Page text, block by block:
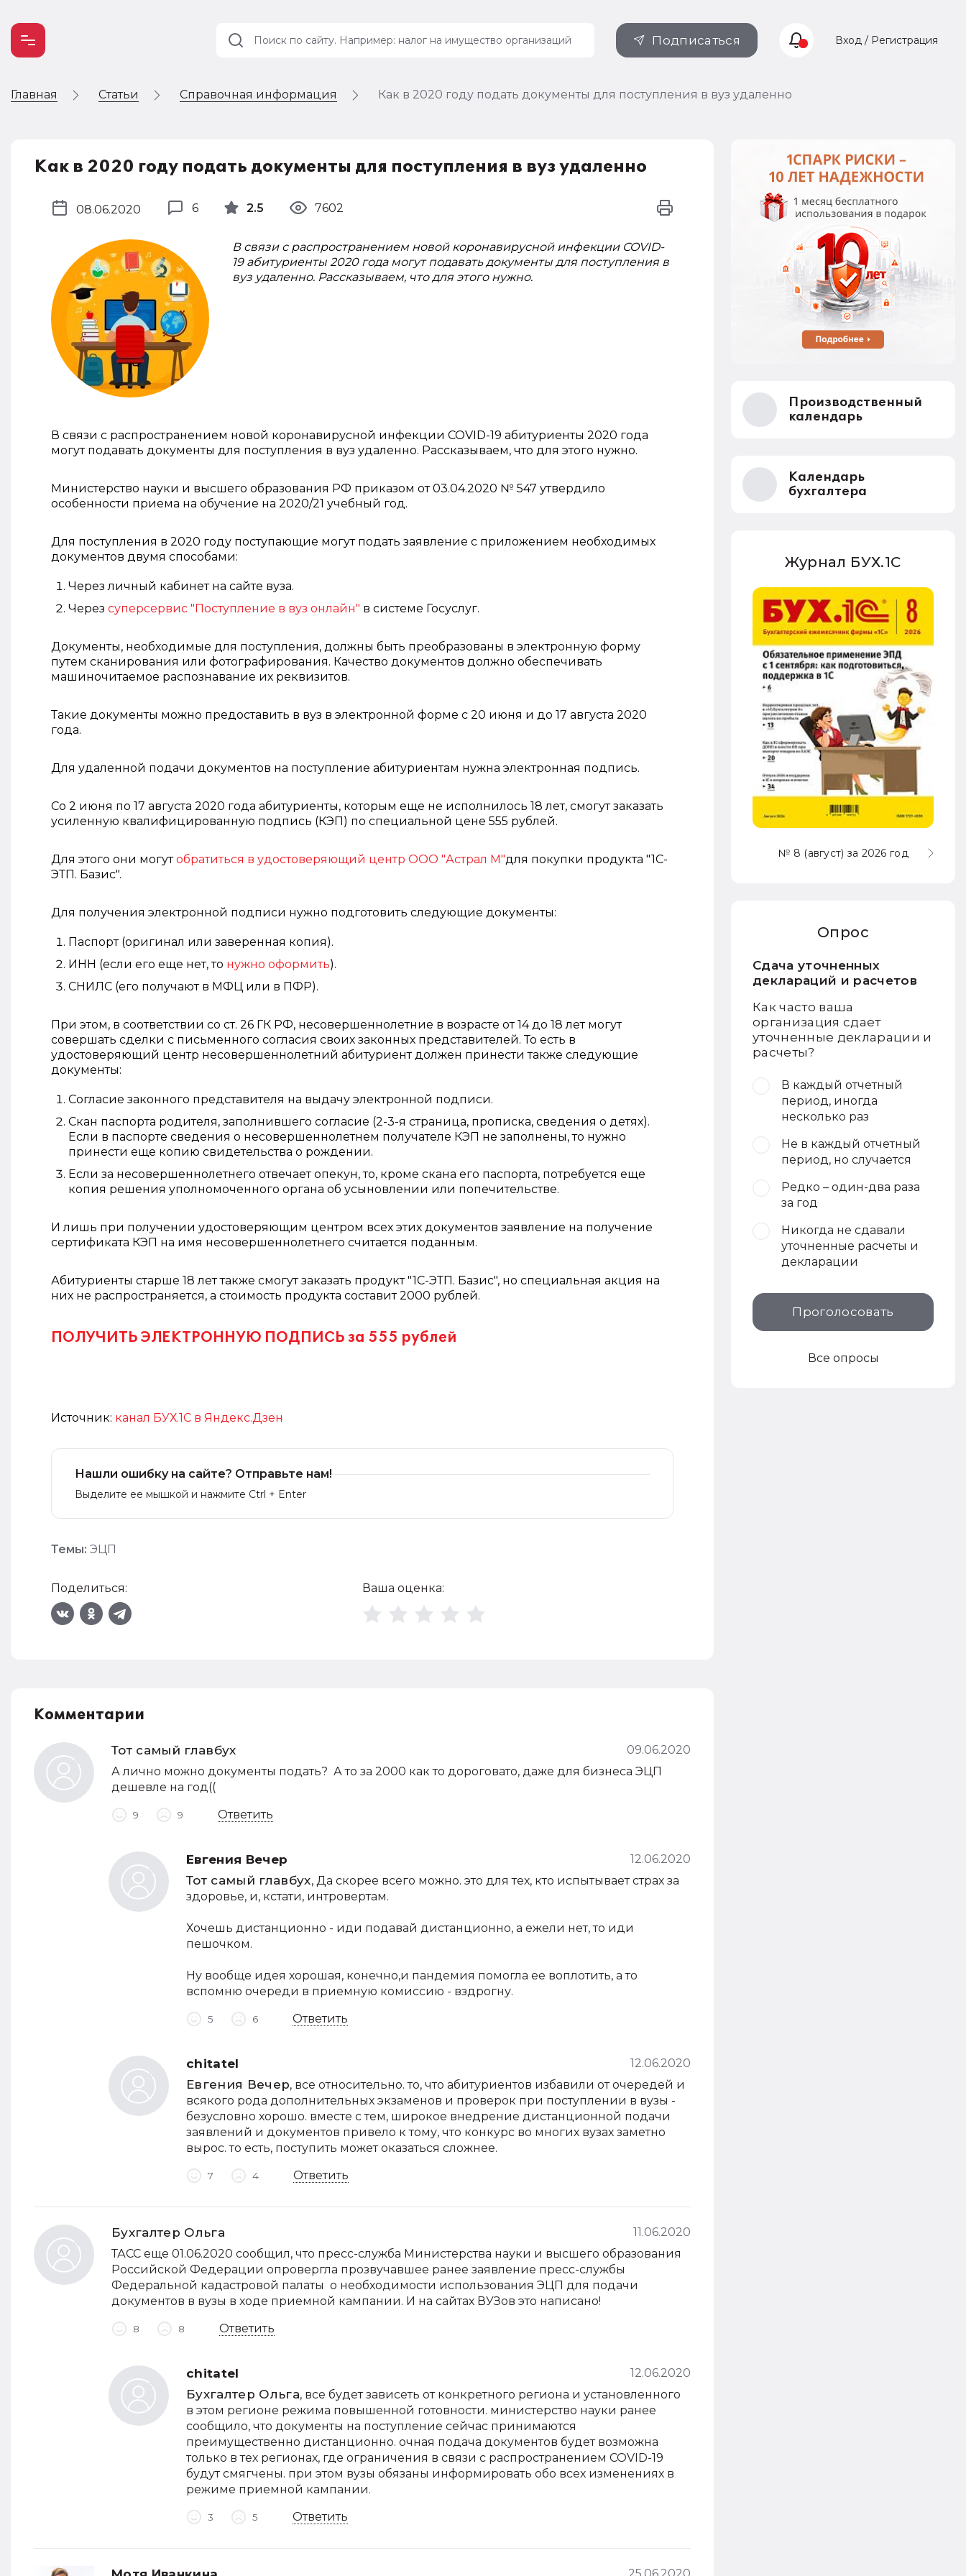
Подписаться Вход / Регистрация
Главная Статьи Справочная информация Как в 2020 году подать документы для поступления в вуз удаленно
Как в 2020 году подать документы для поступления в вуз удаленно
08.06.2020 6 2.5 7602
В связи с распространением новой коронавирусной инфекции COVID-
19 абитуриенты 2020 года могут подавать документы для поступления в
вуз удаленно. Рассказываем, что для этого нужно.
В связи с распространением новой коронавирусной инфекции COVID-19 абитуриенты 2020 года
могут подавать документы для поступления в вуз удаленно. Рассказываем, что для этого нужно.
Министерство науки и высшего образования РФ приказом от 03.04.2020 № 547 утвердило
особенности приема на обучение на 2020/21 учебный год.
Для поступления в 2020 году поступающие могут подать заявление с приложением необходимых
документов двумя способами:
Через личный кабинет на сайте вуза.
Через суперсервис "Поступление в вуз онлайн" в системе Госуслуг.
Документы, необходимые для поступления, должны быть преобразованы в электронную форму
путем сканирования или фотографирования. Качество документов должно обеспечивать
машиночитаемое распознавание их реквизитов.
Такие документы можно предоставить в вуз в электронной форме с 20 июня и до 17 августа 2020
года.
Для удаленной подачи документов на поступление абитуриентам нужна электронная подпись.
Со 2 июня по 17 августа 2020 года абитуриенты, которым еще не исполнилось 18 лет, смогут заказать
усиленную квалифицированную подпись (КЭП) по специальной цене 555 рублей.
Для этого они могутобратиться в удостоверяющий центр ООО "Астрал М"для покупки продукта "1С-
ЭТП. Базис".
Для получения электронной подписи нужно подготовить следующие документы:
Паспорт (оригинал или заверенная копия).
ИНН (если его еще нет, то нужно оформить).
СНИЛС (его получают в МФЦ или в ПФР).
При этом, в соответствии со ст. 26 ГК РФ, несовершеннолетние в возрасте от 14 до 18 лет могут
совершать сделки с письменного согласия своих законных представителей. То есть в
удостоверяющий центр несовершеннолетний абитуриент должен принести также следующие
документы:
Согласие законного представителя на выдачу электронной подписи.
Скан паспорта родителя, заполнившего согласие (2-3-я страница, прописка, сведения о детях).
Если в паспорте сведения о несовершеннолетнем получателе КЭП не заполнены, то нужно
принести еще копию свидетельства о рождении.
Если за несовершеннолетнего отвечает опекун, то, кроме скана его паспорта, потребуется еще
копия решения уполномоченного органа об усыновлении или попечительстве.
И лишь при получении удостоверяющим центром всех этих документов заявление на получение
сертификата КЭП на имя несовершеннолетнего считается поданным.
Абитуриенты старше 18 лет также смогут заказать продукт "1С-ЭТП. Базис", но специальная акция на
них не распространяется, а стоимость продукта составит 2000 рублей.
ПОЛУЧИТЬ ЭЛЕКТРОННУЮ ПОДПИСЬ за 555 рублей
Источник: канал БУХ.1С в Яндекс.Дзен
Нашли ошибку на сайте? Отправьте нам!
Выделите ее мышкой и нажмите Ctrl + Enter
Темы: ЭЦП
Поделиться: Ваша оценка:
Комментарии
Тот самый главбух
09.06.2020
А лично можно документы подать? А то за 2000 как то дороговато, даже для бизнеса ЭЦП
дешевле на год((
9 9 Ответить
Евгения Вечер 12.06.2020
Тот самый главбух, Да скорее всего можно. это для тех, кто испытывает страх за
здоровье, и, кстати, интровертам.
Хочешь дистанционно - иди подавай дистанционно, а ежели нет, то иди
пешочком.
Ну вообще идея хорошая, конечно,и пандемия помогла ее воплотить, а то
вспомню очереди в приемную комиссию - вздрогну.
5 6 Ответить
chitatel 12.06.2020
Евгения Вечер, все относительно. то, что абитуриентов избавили от очередей и
всякого рода дополнительных экзаменов и проверок при поступлении в вузы -
безусловно хорошо. вместе с тем, широкое внедрение дистанционной подачи
заявлений и документов привело к тому, что конкурс во многих вузах заметно
вырос. то есть, поступить может оказаться сложнее.
7 4 Ответить
Бухгалтер Ольга
11.06.2020
ТАСС еще 01.06.2020 сообщил, что пресс-служба Министерства науки и высшего образования
Российской Федерации опровергла прозвучавшее ранее заявление пресс-службы
Федеральной кадастровой палаты о необходимости использования ЭЦП для подачи
документов в вузы в ходе приемной кампании. И на сайтах ВУЗов это написано!
8 8 Ответить
chitatel 12.06.2020
Бухгалтер Ольга, все будет зависеть от конкретного региона и установленного
в этом регионе режима повышенной готовности. министерство науки ранее
сообщило, что документы на поступление сейчас принимаются
преимущественно дистанционно. очная подача документов будет возможна
только в тех регионах, где ограничения в связи с распространением COVID-19
будут смягчены. при этом вузы обязаны информировать обо всех изменениях в
режиме приемной кампании.
3 5 Ответить
Производственный
календарь
Календарь
бухгалтера
Журнал БУХ.1С
№ 8 (август) за 2026 год
Опрос
Сдача уточненных
деклараций и расчетов
Как часто ваша
организация сдает
уточненные декларации и
расчеты?
В каждый отчетный
период, иногда
несколько раз
Не в каждый отчетный
период, но случается
Редко – один-два раза
за год
Никогда не сдавали
уточненные расчеты и
декларации
Проголосовать
Все опросы
Учет и